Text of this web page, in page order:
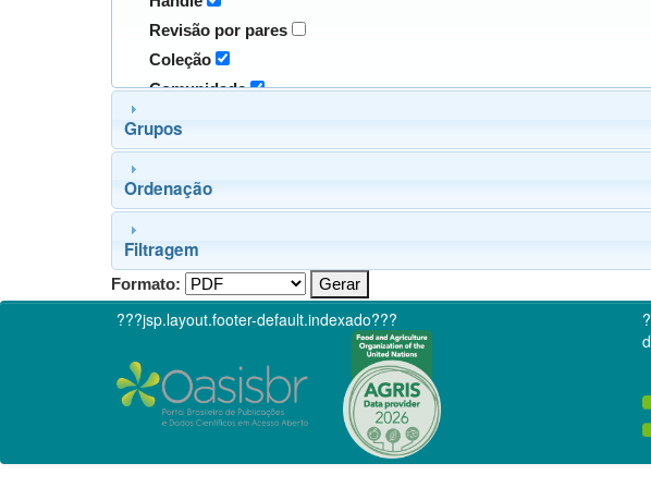
Revisão por pares
Coleção
Comunidade
Grupos
Ordenação
Filtragem
Formato:
???jsp.layout.footer-default.indexado???